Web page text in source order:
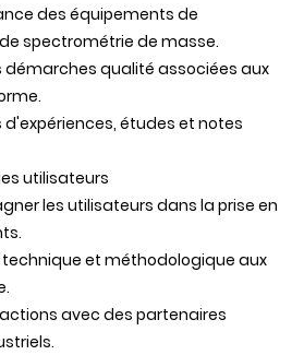
des équipements de
spectrométrie de masse.
qualité associées aux
d'expériences, études et notes
utilisateurs
les utilisateurs dans la prise en
et méthodologique aux
avec des partenaires